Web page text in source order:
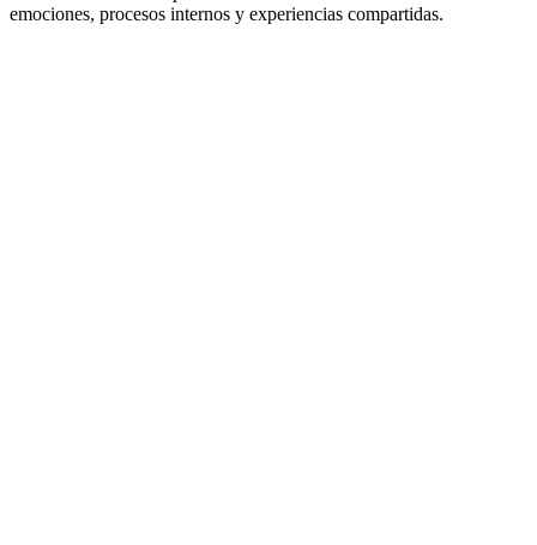
emociones, procesos internos y experiencias compartidas.